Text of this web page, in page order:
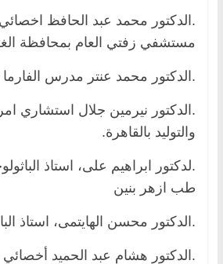
.الدكتور محمد عبد الحافظ
مستشفي زفتي العام بمحافظة
.الدكتور محمد عنتر مدرس
.الدكتور نيرمين جلال استشاري
والتوليد بالقاهرة.
.لدكتور ابراهيم على، استاذ
طب ازهر بنين
.الدكتور محسن الهايتمى، استاذ
.الدكتور هشام عبد الحميد